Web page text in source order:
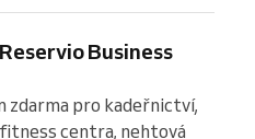
Business
zdarma pro kadeřnictví,
centra, nehtová